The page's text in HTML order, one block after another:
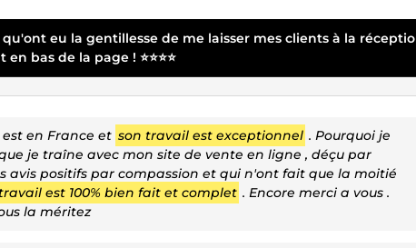
qu'ont eu la gentillesse de me laisser mes clients à la
bas de la page ! ⭐⭐⭐⭐
est en France et son travail est exceptionnel . Pourquoi je
je traîne avec mon site de vente en ligne , déçu par
avis positifs par compassion et qui n'ont fait que la moitié
est 100% bien fait et complet . Encore merci a vous .
la méritez